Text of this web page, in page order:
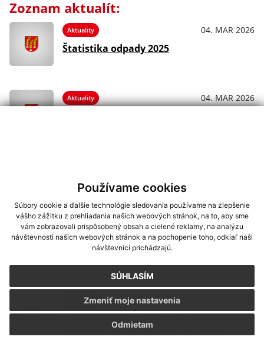
Používame cookies
Súbory cookie a ďalšie technológie sledovania používame na zlepšenie
vášho zážitku z prehliadania našich webových stránok, na to, aby sme
vám zobrazovali prispôsobený obsah a cielené reklamy, na analýzu
návštevnosti našich webových stránok a na pochopenie toho, odkiaľ naši
návštevníci prichádzajú.
SÚHLASÍM
Odmietam
Zmeniť moje nastavenia
Zoznam aktualít:
Aktuality 04. MAR 2026
Štatistika odpady 2025
Aktuality 04. MAR 2026
predaj prebytočného hnuteľného
majetku
Aktuality 11. SEP 2023
Riešenie migračných výziev v obci Rovné
Aktuality
Propagácia projektu: Skrášlenie
priestranstva pri kultúrnom dome